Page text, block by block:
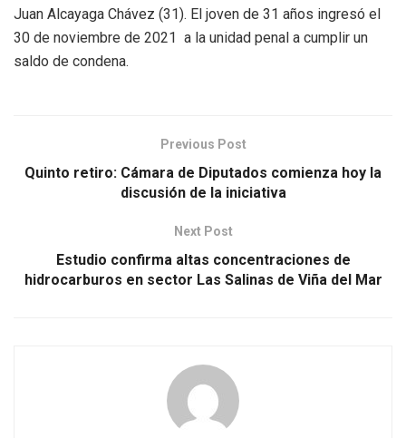
Juan Alcayaga Chávez (31). El joven de 31 años ingresó el
30 de noviembre de 2021 a la unidad penal a cumplir un
saldo de condena.
Previous Post
Quinto retiro: Cámara de Diputados comienza hoy la
discusión de la iniciativa
Next Post
Estudio confirma altas concentraciones de
hidrocarburos en sector Las Salinas de Viña del Mar